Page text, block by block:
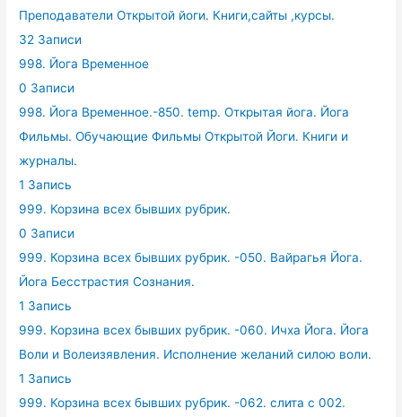
Преподаватели Открытой йоги. Книги,сайты ,курсы.
32 Записи
998. Йога Временное
0 Записи
998. Йога Временное.-850. temp. Открытая йога. Йога
Фильмы. Обучающие Фильмы Открытой Йоги. Книги и
журналы.
1 Запись
999. Корзина всех бывших рубрик.
0 Записи
999. Корзина всех бывших рубрик. -050. Вайрагья Йога.
Йога Бесстрастия Сознания.
1 Запись
999. Корзина всех бывших рубрик. -060. Ичха Йога. Йога
Воли и Волеизявления. Исполнение желаний силою воли.
1 Запись
999. Корзина всех бывших рубрик. -062. слита с 002.